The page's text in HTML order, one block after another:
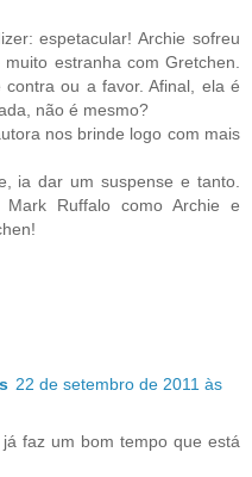
espetacular! Archie sofreu
estranha com Gretchen.
ou a favor. Afinal, ela é
não é mesmo?
nos brinde logo com mais
ia dar um suspense e tanto.
Ruffalo como Archie e
22 de setembro de 2011 às
faz um bom tempo que está